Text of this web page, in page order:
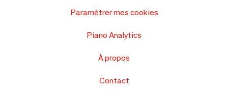
Paramétrer mes cookies
Piano Analytics
À propos
Contact